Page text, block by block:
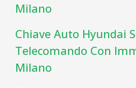
Milano
Chiave Auto Hyundai
Telecomando Con
Milano